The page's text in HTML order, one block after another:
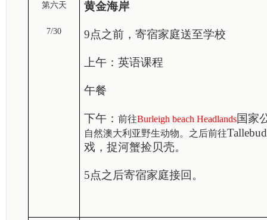
第六天
7/30
黄金海岸
9点之前，寄宿家庭送至学校
上午：英语课程
午餐
下午： 前往Burleigh beach Headlands国家
自然澳大利亚野生动物。之后前往
戏，捉河蟹捡贝壳。
5点之后寄宿家庭接回。